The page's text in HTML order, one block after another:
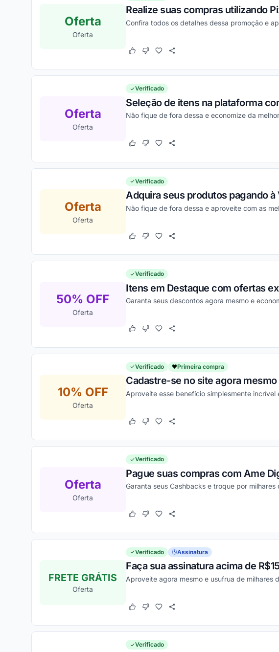
Oferta
Oferta
Realize suas compras utilizando
Confira todos os detalhes dessa promoção e
Este cupom funcionou
Este cupom não funcionou
Oferta
Oferta
Verificado
Seleção de itens na plataforma
Não fique de fora dessa e economize da
Este cupom funcionou
Este cupom não funcionou
Oferta
Oferta
Verificado
Adquira seus produtos pagando
Não fique de fora dessa e aproveite com as
Este cupom funcionou
Este cupom não funcionou
50% OFF
Oferta
Verificado
Itens em Destaque com ofertas
Garanta seus descontos agora mesmo e
Este cupom funcionou
Este cupom não funcionou
10% OFF
Oferta
Verificado Primeira compra
Cadastre-se no site agora
Aproveite esse benefício simplesmente
Este cupom funcionou
Este cupom não funcionou
Oferta
Oferta
Verificado
Pague suas compras com Ame
Garanta seus Cashbacks e troque por
Este cupom funcionou
Este cupom não funcionou
FRETE GRÁTIS
Oferta
Verificado Assinatura
Faça sua assinatura acima de
Aproveite agora mesmo e usufrua de milhares
Este cupom funcionou
Este cupom não funcionou
Verificado